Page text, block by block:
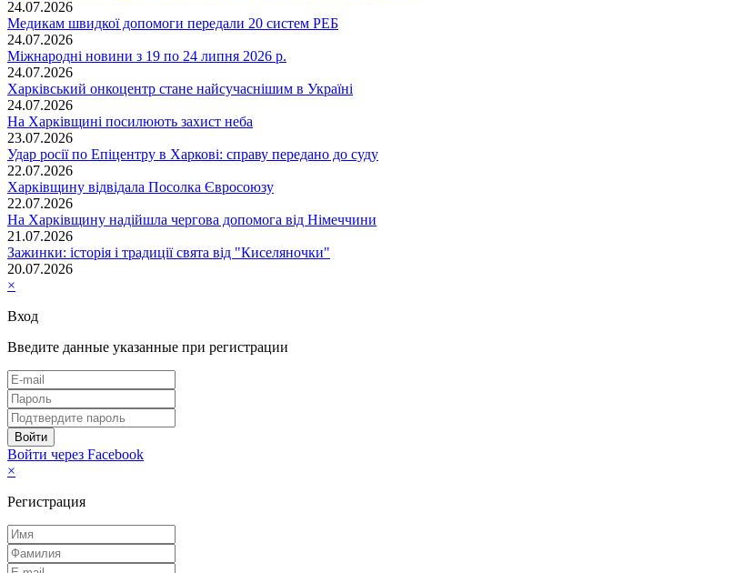
24.07.2026
Медикам швидкої допомоги передали 20 систем РЕБ
24.07.2026
Міжнародні новини з 19 по 24 липня 2026 р.
24.07.2026
Харківський онкоцентр стане найсучаснішим в Україні
24.07.2026
На Харківщині посилюють захист неба
23.07.2026
Удар росії по Епіцентру в Харкові: справу передано до суду
22.07.2026
Харківщину відвідала Посолка Євросоюзу
22.07.2026
На Харківщину надійшла чергова допомога від Німеччини
21.07.2026
Зажинки: історія і традиції свята від "Киселяночки"
20.07.2026
×
Вход
Введите данные указанные при регистрации
Войти через Facebook
×
Регистрация